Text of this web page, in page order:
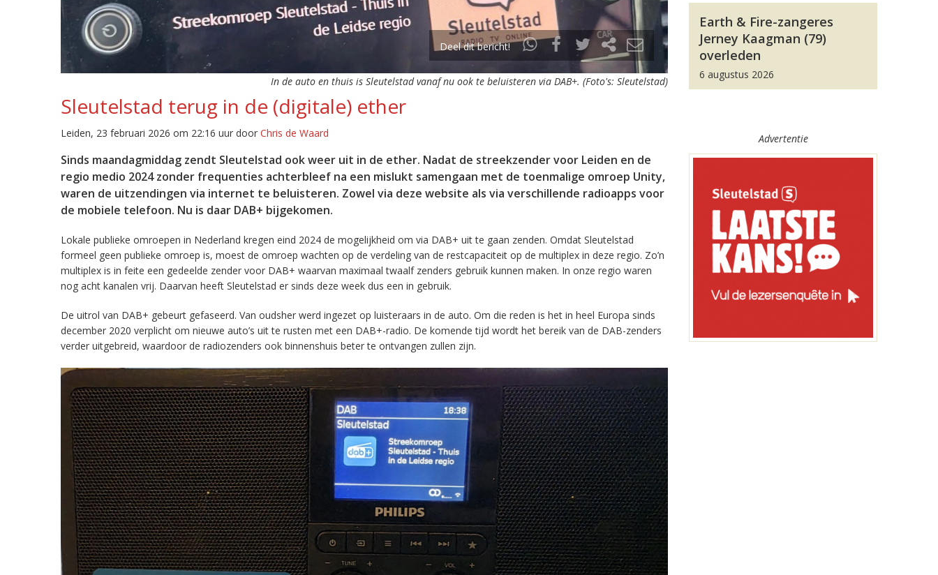
Deel dit bericht!
In de auto en thuis is Sleutelstad vanaf nu ook te beluisteren via DAB+. (Foto's: Sleutelstad)
Sleutelstad terug in de (digitale) ether
Leiden, 23 februari 2026 om 22:16 uur door Chris de Waard
Sinds maandagmiddag zendt Sleutelstad ook weer uit in de ether. Nadat de streekzender voor Leiden en de
regio medio 2024 zonder frequenties achterbleef na een mislukt samengaan met de toenmalige omroep Unity,
waren de uitzendingen via internet te beluisteren. Zowel via deze website als via verschillende radioapps voor
de mobiele telefoon. Nu is daar DAB+ bijgekomen.
Lokale publieke omroepen in Nederland kregen eind 2024 de mogelijkheid om via DAB+ uit te gaan zenden. Omdat Sleutelstad
formeel geen publieke omroep is, moest de omroep wachten op de verdeling van de restcapaciteit op de multiplex in deze regio. Zo’n
multiplex is in feite een gedeelde zender voor DAB+ waarvan maximaal twaalf zenders gebruik kunnen maken. In onze regio waren
nog acht kanalen vrij. Daarvan heeft Sleutelstad er sinds deze week dus een in gebruik.
De uitrol van DAB+ gebeurt gefaseerd. Van oudsher werd ingezet op luisteraars in de auto. Om die reden is het in heel Europa sinds
december 2020 verplicht om nieuwe auto’s uit te rusten met een DAB+-radio. De komende tijd wordt het bereik van de DAB-zenders
verder uitgebreid, waardoor de radiozenders ook binnenshuis beter te ontvangen zullen zijn.
Earth & Fire-zangeres
Jerney Kaagman (79)
overleden
6 augustus 2026
Advertentie